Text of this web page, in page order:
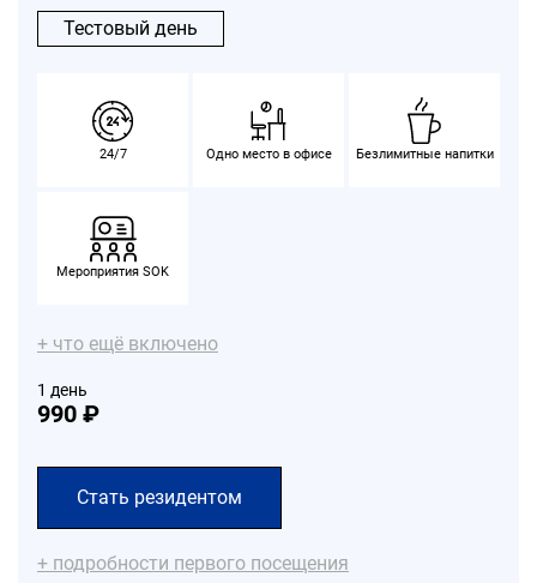
Тестовый день
24/7 Одно место в офисе Безлимитные напитки
Мероприятия SOK
+ что ещё включено
1 день
990 ₽
Стать резидентом
+ подробности первого посещения